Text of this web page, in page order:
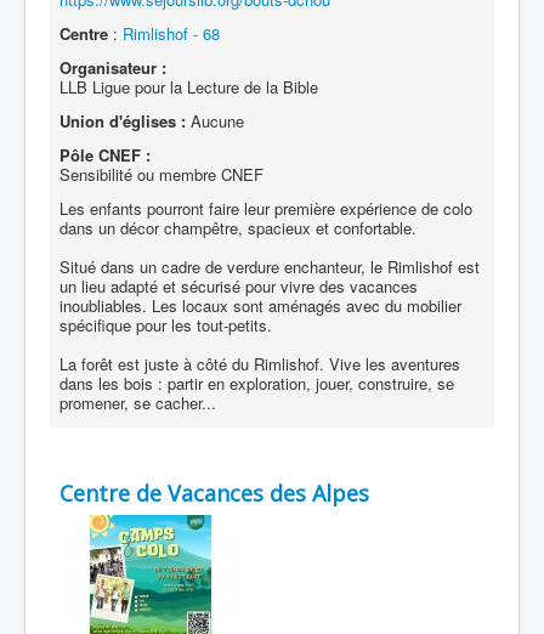
Centre : Rimlishof - 68
Organisateur :
LLB Ligue pour la Lecture de la Bible
Union d'églises : Aucune
Pôle CNEF :
Sensibilité ou membre CNEF
Les enfants pourront faire leur première expérience de colo
dans un décor champêtre, spacieux et confortable.
Situé dans un cadre de verdure enchanteur, le Rimlishof est
un lieu adapté et sécurisé pour vivre des vacances
inoubliables. Les locaux sont aménagés avec du mobilier
spécifique pour les tout-petits.
La forêt est juste à côté du Rimlishof. Vive les aventures
dans les bois : partir en exploration, jouer, construire, se
promener, se cacher...
Centre de Vacances des Alpes